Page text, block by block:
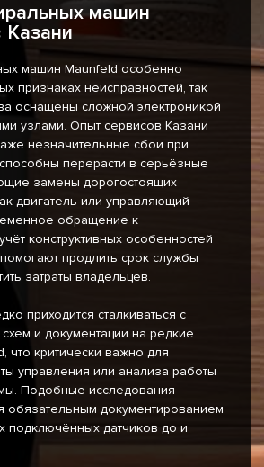
машин
Казани
машин Maunfeld особенно
признаках неисправностей, так
оснащены сложной электроникой
узлами. Опыт сервисов Казани
незначительные сбои при
перерасти в серьёзные
замены дорогостоящих
двигатель или управляющий
обращение к
конструктивных особенностей
продлить срок службы
затраты владельцев.
приходится сталкиваться с
и документации на редкие
что критически важно для
управления или анализа работы
Подобные исследования
обязательным документированием
подключённых датчиков до и